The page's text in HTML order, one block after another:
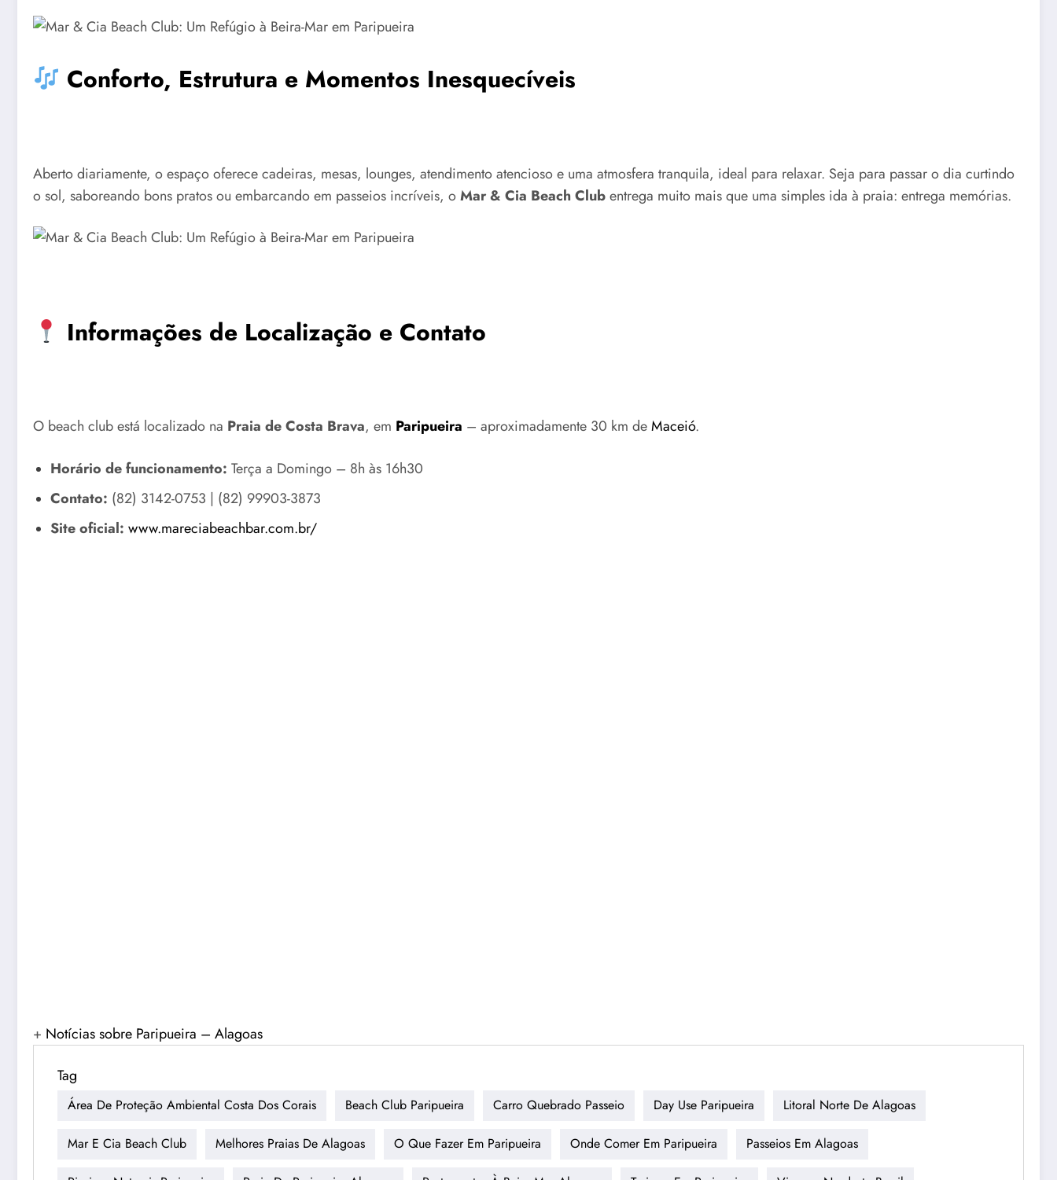
Conforto, Estrutura e Momentos Inesquecíveis
Aberto diariamente, o espaço oferece cadeiras, mesas, lounges, atendimento atencioso e uma atmosfera tranquila, ideal para relaxar. Seja para passar o dia curtindo
o sol, saboreando bons pratos ou embarcando em passeios incríveis, oMar & Cia Beach Clubentrega muito mais que uma simples ida à praia: entrega memórias.
Informações de Localização e Contato
O beach club está localizado na Praia de Costa Brava, em Paripueira – aproximadamente 30 km deMaceió.
Horário de funcionamento: Terça a Domingo – 8h às 16h30
Contato: (82) 3142-0753 | (82) 99903-3873
Site oficial: www.mareciabeachbar.com.br/
+ Notícias sobre Paripueira – Alagoas
Tag
Área De Proteção Ambiental Costa Dos Corais Beach Club Paripueira Carro Quebrado Passeio Day Use Paripueira Litoral Norte De Alagoas
Mar E Cia Beach Club Melhores Praias De Alagoas O Que Fazer Em Paripueira Onde Comer Em Paripueira Passeios Em Alagoas